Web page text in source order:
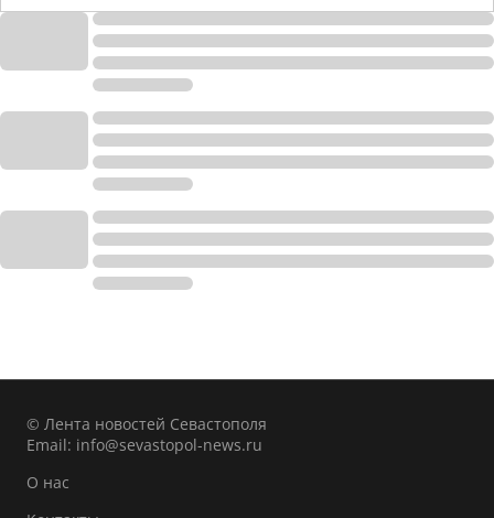
© Лента новостей Севастополя
Email: info@sevastopol-news.ru
О нас